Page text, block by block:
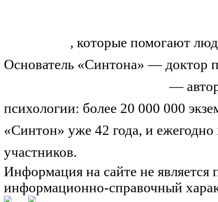
, которые помогают
Основатель «Синтона» — доктор
—
психологии: более 20 000 000
«Синтон» уже 42 года, и
участников.
Информация на сайте не
информационно-справочный